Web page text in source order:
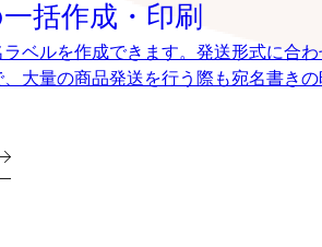
括作成・印刷
ベルを作成できます。発送形式に合
大量の商品発送を行う際も宛名書きの